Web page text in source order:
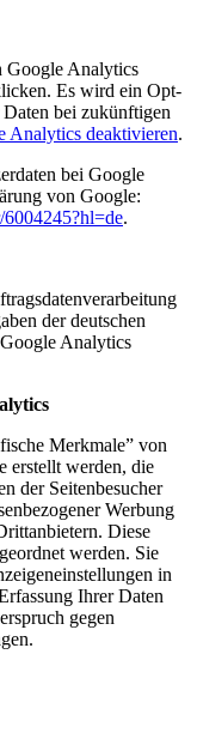
Google Analytics
Es wird ein Opt-
bei zukünftigen
Analytics deaktivieren.
bei Google
von Google:
.
der deutschen
Analytics
Merkmale” von
erstellt werden, die
der Seitenbesucher
Werbung
Diese
werden. Sie
in
Ihrer Daten
gegen